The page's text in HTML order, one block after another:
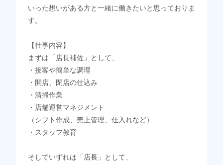
いった想いがある方と一緒に働きたいと思っておりま
す。
【仕事内容】
まずは「店長補佐」として、
・接客や簡単な調理
・開店、閉店の仕込み
・清掃作業
・店舗運営マネジメント
（シフト作成、売上管理、仕入れなど）
・スタッフ教育
そしていずれは「店長」として、